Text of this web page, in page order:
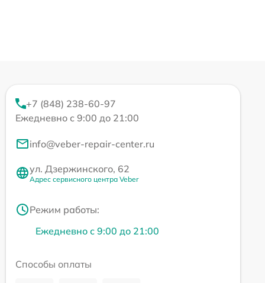
+7 (848) 238-60-97
Ежедневно с 9:00 до 21:00
info@veber-repair-center.ru
ул. Дзержинского, 62
Адрес сервисного центра Veber
Режим работы:
Ежедневно с 9:00 до 21:00
Способы оплаты